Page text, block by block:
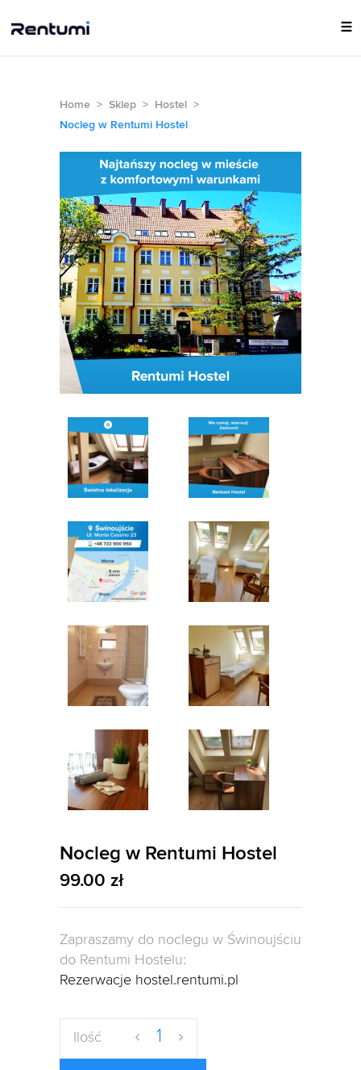
Home > Sklep > Hostel
>
Nocleg w Rentumi Hostel
Nocleg w Rentumi Hostel
99.00 zł
Zapraszamy do noclegu w Świnoujściu
do Rentumi Hostelu:
Rezerwacje hostel.rentumi.pl
Ilość